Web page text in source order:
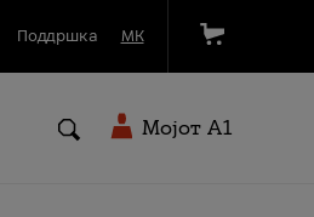
Поддршка МК
Мојот A1